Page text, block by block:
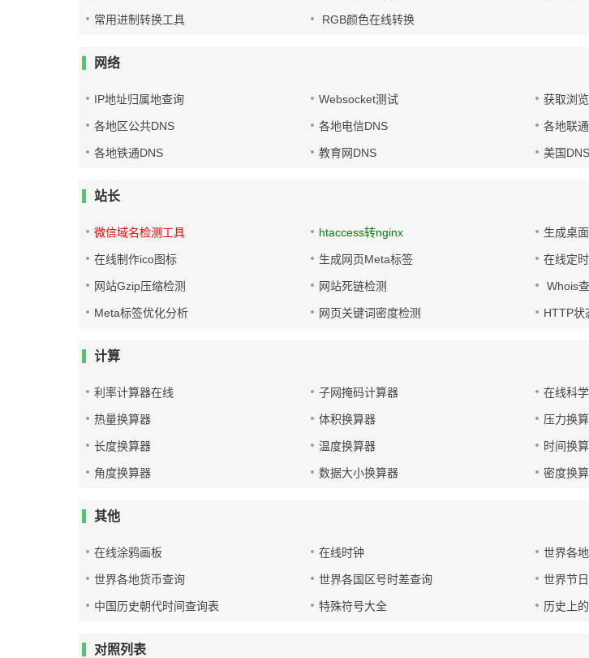
常用进制转换工具 RGB颜色在线转换
网络
IP地址归属地查询 Websocket测试 获取浏
各地区公共DNS 各地电信DNS 各地联
各地铁通DNS 教育网DNS 美国DNS
站长
微信域名检测工具 htaccess转nginx 生成桌
在线制作ico图标 生成网页Meta标签 在线定
网站Gzip压缩检测 网站死链检测 Whois
Meta标签优化分析 网页关键词密度检测 HTTP状
计算
利率计算器在线 子网掩码计算器 在线科
热量换算器 体积换算器 压力换
长度换算器 温度换算器 时间换
角度换算器 数据大小换算器 密度换
其他
在线涂鸦画板 在线时钟 世界各
世界各地货币查询 世界各国区号时差查询 世界节
中国历史朝代时间查询表 特殊符号大全 历史上
对照列表